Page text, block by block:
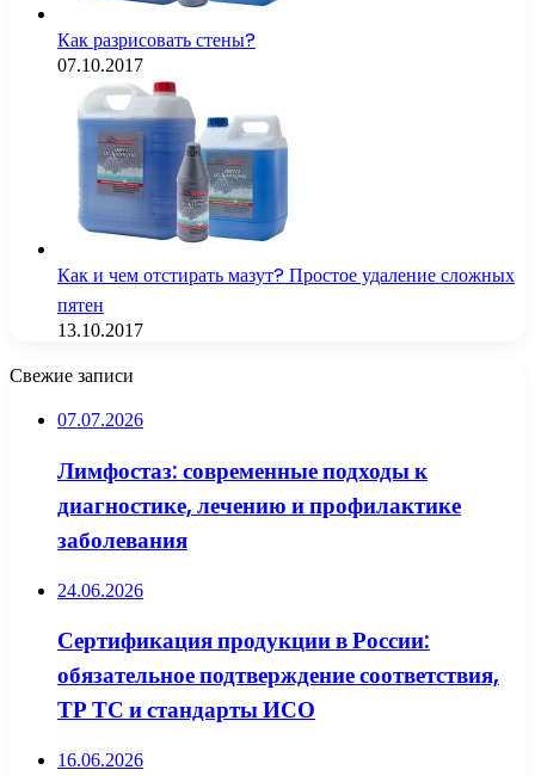
Как разрисовать стены?
07.10.2017
Как и чем отстирать мазут? Простое удаление сложных
пятен
13.10.2017
Свежие записи
07.07.2026
Лимфостаз: современные подходы к
диагностике, лечению и профилактике
заболевания
24.06.2026
Сертификация продукции в России:
обязательное подтверждение соответствия,
ТР ТС и стандарты ИСО
16.06.2026